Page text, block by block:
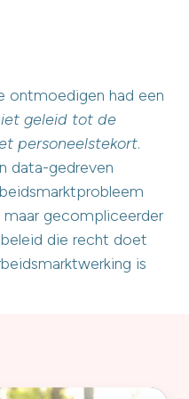
had een
geleid tot de
personeelstekort.
data-gedreven
maar gecompliceerder
die recht doet
is